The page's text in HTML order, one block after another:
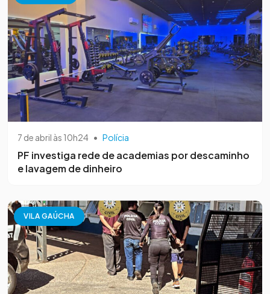
7 de abril às 10h24 • Polícia
PF investiga rede de academias por descaminho
e lavagem de dinheiro
VILA GAÚCHA